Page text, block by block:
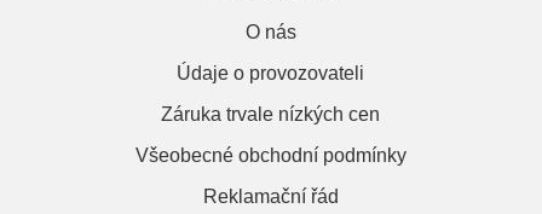
O nás
Údaje o provozovateli
Záruka trvale nízkých cen
Všeobecné obchodní podmínky
Reklamační řád